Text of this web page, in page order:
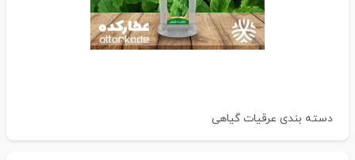
دسته بندیعرقیات گیاهی